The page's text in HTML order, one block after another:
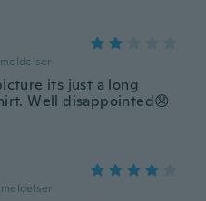
its just a long
Well disappointed😞